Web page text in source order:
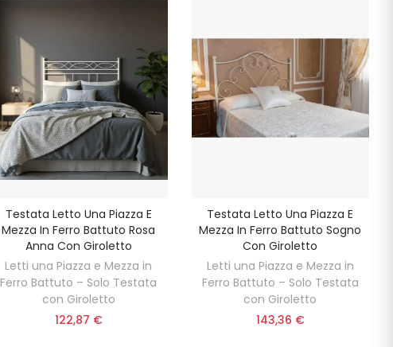
Testata Letto Una Piazza E
Mezza In Ferro Battuto Rosa
Anna Con Giroletto
Letti una Piazza e Mezza in
Ferro Battuto – Solo Testata
con Giroletto
122,87 €
Testata Letto Una Piazza E
Mezza In Ferro Battuto Sogno
Con Giroletto
Letti una Piazza e Mezza in
Ferro Battuto – Solo Testata
con Giroletto
143,36 €